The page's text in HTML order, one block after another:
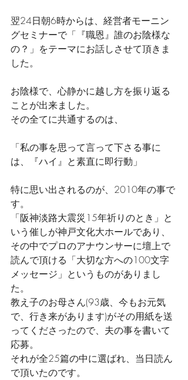
翌24日朝6時からは、経営者モーニン
グセミナーで「『職恩』誰のお陰様な
の？」をテーマにお話しさせて頂きま
した。
お陰様で、心静かに越し方を振り返る
ことが出来ました。
その全てに共通するのは、
「私の事を思って言って下さる事に
は、『ハイ』と素直に即行動」
特に思い出されるのが、2010年の事で
す。
「阪神淡路大震災15年祈りのとき」と
いう催しが神戸文化大ホールであり、
その中でプロのアナウンサーに壇上で
読んで頂ける「大切な方への100文字
メッセージ」というものがありまし
た。
教え子のお母さん(93歳、今もお元気
で、行き来があります)がその用紙を送
ってくださったので、夫の事を書いて
応募。
それが全25篇の中に選ばれ、当日読ん
で頂いたのです。